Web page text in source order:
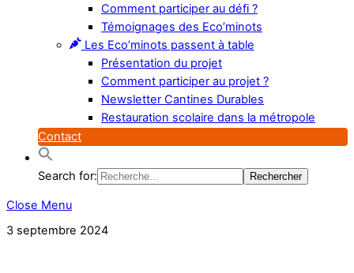
Comment participer au défi ?
Témoignages des Eco’minots
Les Eco’minots passent à table
Présentation du projet
Comment participer au projet ?
Newsletter Cantines Durables
Restauration scolaire dans la métropole
Contact
Search for:
Close Menu
3 septembre 2024